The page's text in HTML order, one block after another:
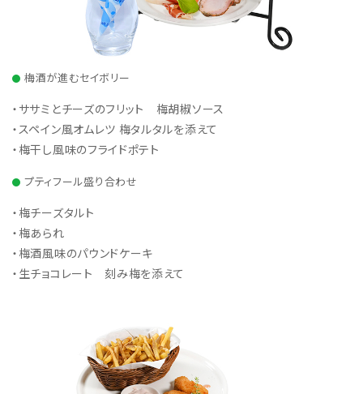
梅酒が進むセイボリー
・ササミとチーズのフリット 梅胡椒ソース
・スペイン風オムレツ 梅タルタルを添えて
・梅干し風味のフライドポテト
プティフール盛り合わせ
・梅チーズタルト
・梅あられ
・梅酒風味のパウンドケーキ
・生チョコレート 刻み梅を添えて